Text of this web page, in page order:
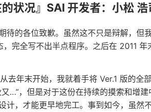
状况』SAI 开发者：小松 浩
待的各位致歉。虽然这不只是辩解，
完全写不出半点程序。之后在 2011
去年末开始，我就着手将 Ver.1 版的全
…”，但是对于这份在持续的摸索和增
计，才能更早地完工。事到如今，虽然